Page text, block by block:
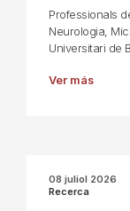
Professionals
Neurologia,
Universitari de
Ver más
08 juliol 2026
Recerca